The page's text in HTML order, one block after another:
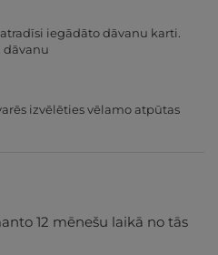
iegādāto dāvanu karti.
dāvanu
izvēlēties vēlamo atpūtas
12 mēnešu laikā no tās